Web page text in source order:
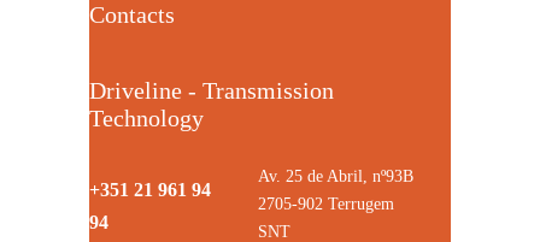
Contacts
Driveline - Transmission
Technology
+351 21 961 94
94
Av. 25 de Abril, nº93B
2705-902 Terrugem
SNT